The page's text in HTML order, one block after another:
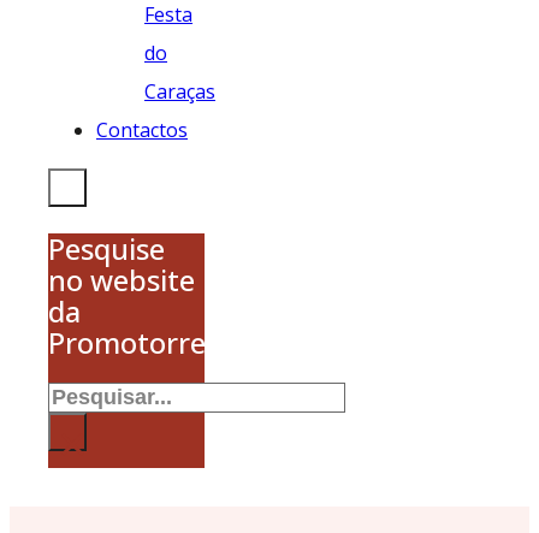
Festa
do
Caraças
Contactos
Pesquise
no website
da
Promotorres
Pesquisar
×